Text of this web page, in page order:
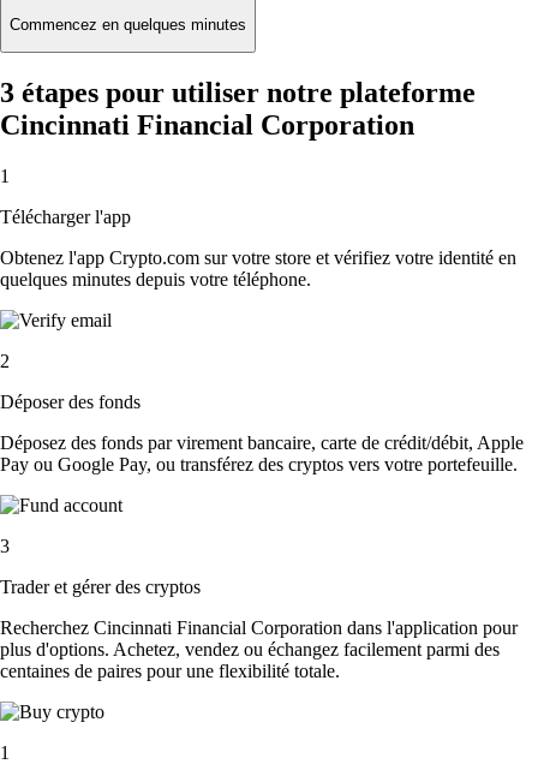
Commencez en quelques minutes
3 étapes pour utiliser notre plateforme
Cincinnati Financial Corporation
1
Télécharger l'app
Obtenez l'app Crypto.com sur votre store et vérifiez votre identité en
quelques minutes depuis votre téléphone.
2
Déposer des fonds
Déposez des fonds par virement bancaire, carte de crédit/débit, Apple
Pay ou Google Pay, ou transférez des cryptos vers votre portefeuille.
3
Trader et gérer des cryptos
Recherchez Cincinnati Financial Corporation dans l'application pour
plus d'options. Achetez, vendez ou échangez facilement parmi des
centaines de paires pour une flexibilité totale.
1